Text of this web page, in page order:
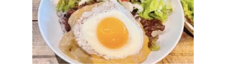
横浜ワールドポーターズ店がプレオープ
ンしました。
2023.08.09
日之出出版「Fine 2023年9月号」にて、テ
ディーズビガーバーガー原宿表参道店が